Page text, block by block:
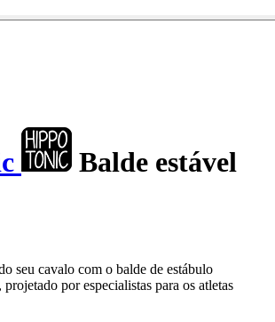
Balde estável
seu cavalo com o balde de estábulo
por especialistas para os atletas